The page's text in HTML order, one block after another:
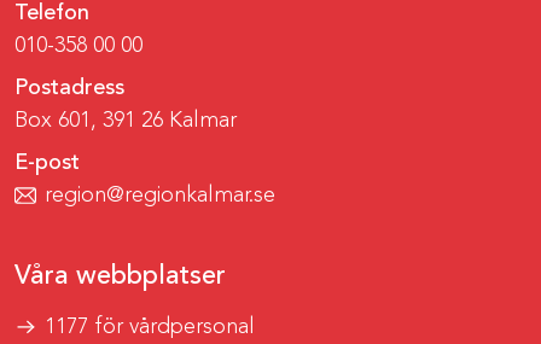
Telefon
010-358 00 00
Postadress
Box 601, 391 26 Kalmar
E-post
region@regionkalmar.se
Våra webbplatser
1177 för vårdpersonal